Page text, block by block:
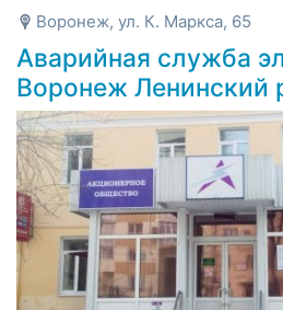
Воронеж, ул. К. Маркса, 65
Аварийная служба
Воронеж Ленинский